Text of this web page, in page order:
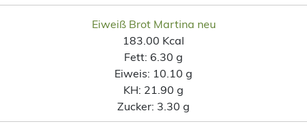
Eiweiß Brot Martina neu
183.00 Kcal
Fett: 6.30 g
Eiweis: 10.10 g
KH: 21.90 g
Zucker: 3.30 g